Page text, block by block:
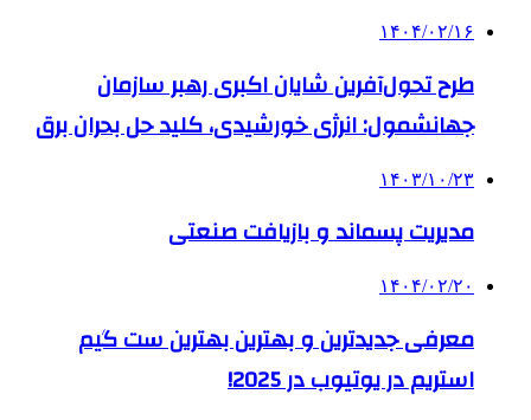
۱۴۰۴/۰۲/۱۶
طرح تحول‌آفرین شایان اکبری رهبر سازمان
جهانشمول: انرژی خورشیدی، کلید حل بحران برق
۱۴۰۳/۱۰/۲۳
مدیریت پسماند و بازیافت صنعتی
۱۴۰۴/۰۲/۲۰
معرفی جدیدترین و بهترین بهترین ست گیم
استریم در یوتیوب در 2025!